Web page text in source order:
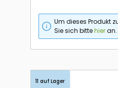
Um dieses Produkt
Sie sich bittehieran.
11 auf Lager